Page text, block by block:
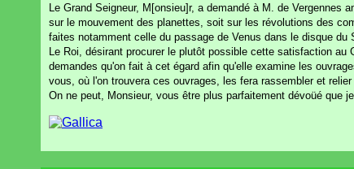
Le Grand Seigneur, M[onsieu]r, a demandé à M. de
sur le mouvement des planettes, soit sur les révolutions des
faites notamment celle du passage de Venus dans le disque du
Le Roi, désirant procurer le plutôt possible cette satisfaction
demandes qu'on fait à cet égard afin qu'elle examine les
vous, où l'on trouvera ces ouvrages, les fera rassembler et
On ne peut, Monsieur, vous être plus parfaitement dévoüé que